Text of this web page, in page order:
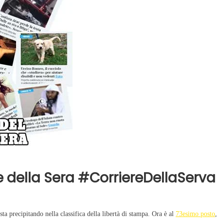
della Sera #CorriereDellaServa
precipitando nella classifica della libertà di stampa. Ora è al 73esimo posto